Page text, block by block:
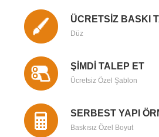
ÜCRETSİZ BASKI
Düz
ŞİMDİ TALEP ET
Ücretsiz Özel Şablon
SERBEST YAPI
Baskısız Özel Boyut